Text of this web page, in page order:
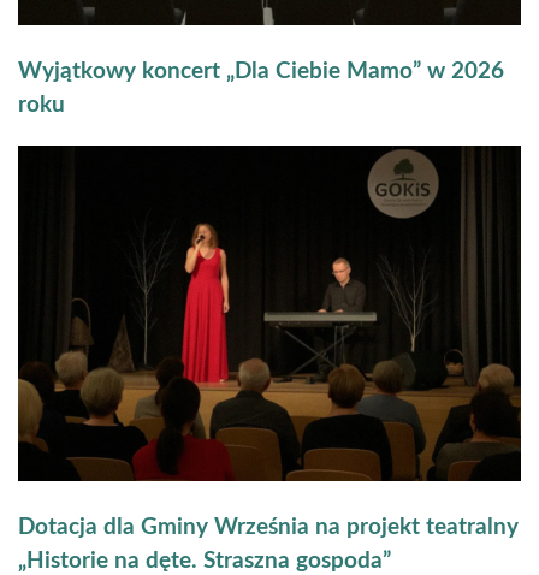
Wyjątkowy koncert „Dla Ciebie Mamo” w 2026
roku
Dotacja dla Gminy Września na projekt teatralny
„Historie na dęte. Straszna gospoda”